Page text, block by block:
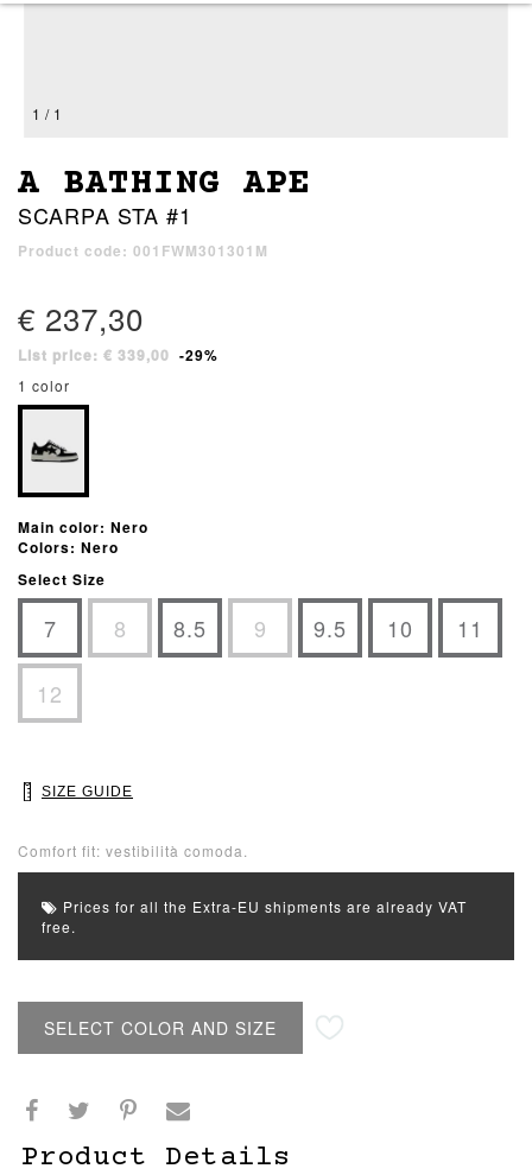
1 / 1
A BATHING APE
SCARPA STA #1
Product code: 001FWM301301M
€ 237,30
List price: € 339,00 -29%
1 color
Main color: Nero
Colors: Nero
Select Size
7 8 8.5 9 9.5 10 11
12
SIZE GUIDE
Comfort fit: vestibilità comoda.
Prices for all the Extra-EU shipments are already VAT
free.
SELECT COLOR AND SIZE
Product Details